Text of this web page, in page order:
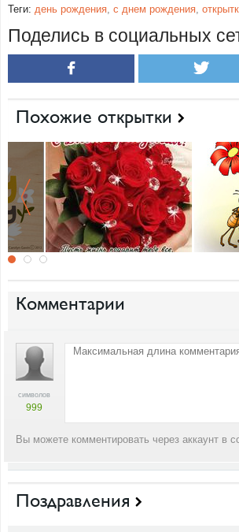
Теги: день рождения, с днем рождения,
Поделись в социальных
Похожие открытки
Комментарии
символов
999
Вы можете комментировать через аккаунт в
Поздравления